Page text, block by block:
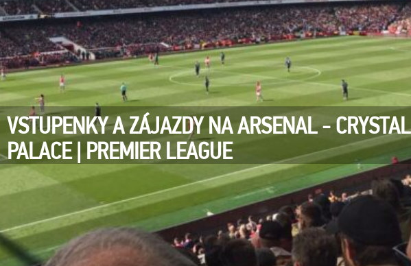
VSTUPENKY A ZÁJAZDY NA ARSENAL - CRYSTAL
PALACE | PREMIER LEAGUE